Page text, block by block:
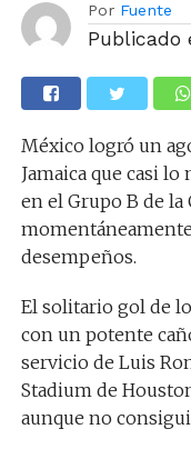
Por Fuente
Publicado
México logró un
Jamaica que casi
en el Grupo B de la
desempeños.
El solitario gol de
con un potente
servicio de Luis
Stadium de
aunque no